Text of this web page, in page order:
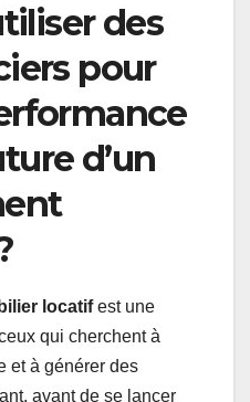
des
pour
d’un
locatifest une
qui cherchent à
et à générer des
avant de se lancer